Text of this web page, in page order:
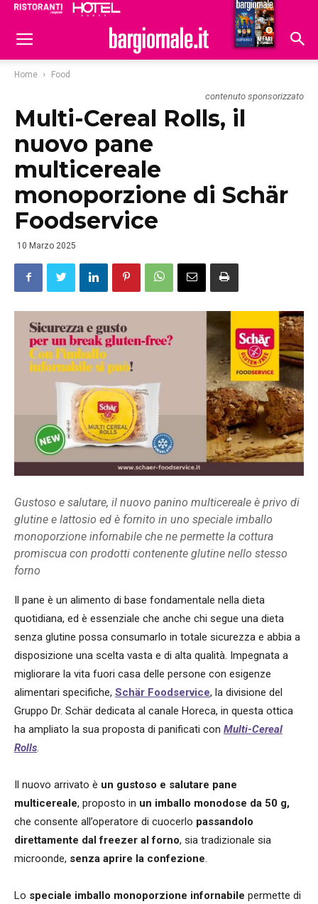
Hoteldomani
Home Food
contenuto sponsorizzato
Multi-Cereal Rolls, il
nuovo pane
multicereale
monoporzione di Schär
Foodservice
10 Marzo 2025
Gustoso e salutare, il nuovo panino multicereale è privo di
glutine e lattosio ed è fornito in uno speciale imballo
monoporzione infornabile che ne permette la cottura
promiscua con prodotti contenente glutine nello stesso
forno
Il pane è un alimento di base fondamentale nella dieta
quotidiana, ed è essenziale che anche chi segue una dieta
senza glutine possa consumarlo in totale sicurezza e abbia a
disposizione una scelta vasta e di alta qualità. Impegnata a
migliorare la vita fuori casa delle persone con esigenze
alimentari specifiche, Schär Foodservice, la divisione del
Gruppo Dr. Schär dedicata al canale Horeca, in questa ottica
ha ampliato la sua proposta di panificati con Multi-Cereal
Rolls.
Il nuovo arrivato è un gustoso e salutare pane
multicereale, proposto in un imballo monodose da 50 g,
che consente all’operatore di cuocerlo passandolo
direttamente dal freezer al forno, sia tradizionale sia
microonde, senza aprire la confezione.
Lo speciale imballo monoporzione infornabile permette di